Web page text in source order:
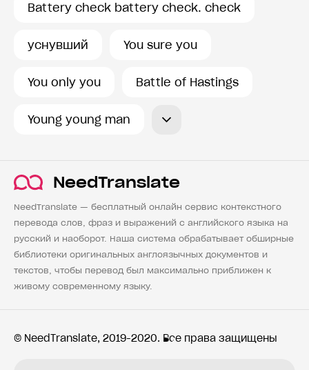
Battery check battery check. check
уснувший You sure you
You only you Battle of Hastings
Young young man
NeedTranslate
NeedTranslate — бесплатный онлайн сервис контекстного
перевода слов, фраз и выражений с английского языка на
русский и наоборот. Наша система обрабатывает обширные
библиотеки оригинальных англоязычных документов и
текстов, чтобы перевод был максимально приближен к
живому современному языку.
© NeedTranslate, 2019-2020. Все права защищены